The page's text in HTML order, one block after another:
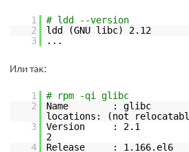
1
# ldd --version
2
ldd (GNU libc) 2.12
3
...
Или так:
1
# rpm -qi glibc
2
Name :
locations: (not
3
Version : 2.1
2 Vendor:
4
Release :